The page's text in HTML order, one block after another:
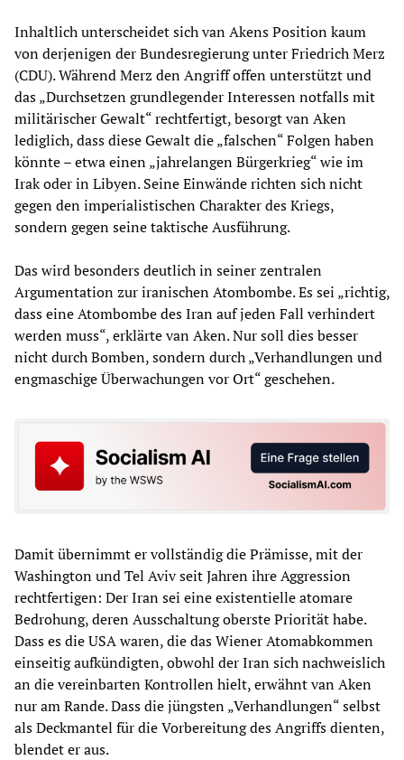
Inhaltlich unterscheidet sich van Akens Position kaum
von derjenigen der Bundesregierung unter Friedrich Merz
(CDU). Während Merz den Angriff offen unterstützt und
das „Durchsetzen grundlegender Interessen notfalls mit
militärischer Gewalt“ rechtfertigt, besorgt van Aken
lediglich, dass diese Gewalt die „falschen“ Folgen haben
könnte – etwa einen „jahrelangen Bürgerkrieg“ wie im
Irak oder in Libyen. Seine Einwände richten sich nicht
gegen den imperialistischen Charakter des Kriegs,
sondern gegen seine taktische Ausführung.
Das wird besonders deutlich in seiner zentralen
Argumentation zur iranischen Atombombe. Es sei „richtig,
dass eine Atombombe des Iran auf jeden Fall verhindert
werden muss“, erklärte van Aken. Nur soll dies besser
nicht durch Bomben, sondern durch „Verhandlungen und
engmaschige Überwachungen vor Ort“ geschehen.
Damit übernimmt er vollständig die Prämisse, mit der
Washington und Tel Aviv seit Jahren ihre Aggression
rechtfertigen: Der Iran sei eine existentielle atomare
Bedrohung, deren Ausschaltung oberste Priorität habe.
Dass es die USA waren, die das Wiener Atomabkommen
einseitig aufkündigten, obwohl der Iran sich nachweislich
an die vereinbarten Kontrollen hielt, erwähnt van Aken
nur am Rande. Dass die jüngsten „Verhandlungen“ selbst
als Deckmantel für die Vorbereitung des Angriffs dienten,
blendet er aus.